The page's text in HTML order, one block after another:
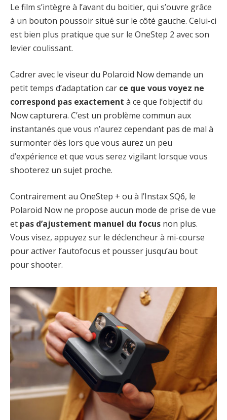
Le film s’intègre à l’avant du boitier, qui s’ouvre grâce
à un bouton poussoir situé sur le côté gauche. Celui-ci
est bien plus pratique que sur le OneStep 2 avec son
levier coulissant.
Cadrer avec le viseur du Polaroid Now demande un
petit temps d’adaptation car ce que vous voyez ne
correspond pas exactement à ce que l’objectif du
Now capturera. C’est un problème commun aux
instantanés que vous n’aurez cependant pas de mal à
surmonter dès lors que vous aurez un peu
d’expérience et que vous serez vigilant lorsque vous
shooterez un sujet proche.
Contrairement au OneStep + ou à l’Instax SQ6, le
Polaroid Now ne propose aucun mode de prise de vue
et pas d’ajustement manuel du focus non plus.
Vous visez, appuyez sur le déclencheur à mi-course
pour activer l’autofocus et pousser jusqu’au bout
pour shooter.